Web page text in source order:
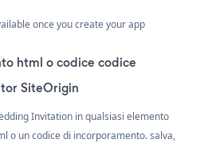
once you create your app
html o codice codice
SiteOrigin
Invitation in qualsiasi elemento
o un codice di incorporamento. salva,